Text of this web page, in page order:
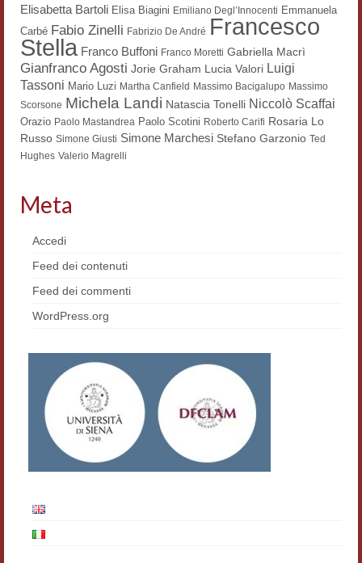
Hagiographica Coreana
Koreanische Literatur und Kultur
Scrittori latini dell’Europa medioevale
Testi Mediolatini
Altri volumi
Presentazione
Numeri
Indice 1986-2008
Sezioni bibliografiche
Saggi e testi online
Poesia inglese postcoloniale
Elisabetta Bartoli Elisa Biagini Emiliano Degl’Innocenti Emmanuela
Carbé Fabio Zinelli Fabrizio De André Francesco
Stella Franco Buffoni Franco Moretti Gabriella Macrì
Gianfranco Agosti Jorie Graham Lucia Valori Luigi
Tassoni Mario Luzi Martha Canfield Massimo Bacigalupo Massimo
Scorsone Michela Landi Natascia Tonelli Niccolò Scaffai
Orazio Paolo Mastandrea Paolo Scotini Roberto Carifi Rosaria Lo
Russo Simone Giusti Simone Marchesi Stefano Garzonio Ted
Hughes Valerio Magrelli
Meta
Accedi
Feed dei contenuti
Feed dei commenti
WordPress.org